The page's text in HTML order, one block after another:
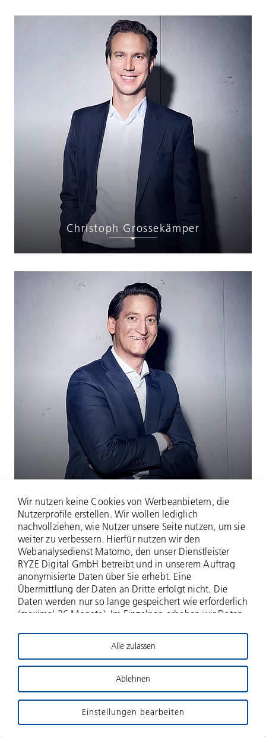
Christoph Grossekämper
Andreas Krämer
Wir nutzen keine Cookies von Werbeanbietern, die
Nutzerprofile erstellen. Wir wollen lediglich
nachvollziehen, wie Nutzer unsere Seite nutzen, um sie
weiter zu verbessern. Hierfür nutzen wir den
Webanalysedienst Matomo, den unser Dienstleister
RYZE Digital GmbH betreibt und in unserem Auftrag
anonymisierte Daten über Sie erhebt. Eine
Übermittlung der Daten an Dritte erfolgt nicht. Die
Daten werden nur so lange gespeichert wie erforderlich
(maximal 36 Monate). Im Einzelnen erheben wir Daten
werden erfasst), zu aufgerufenen Webseiten und Ihrer
Verweildauer hierauf, Häufigkeit der Aufrufe, zu
Suchanfragen und Downloads, und über weitere
Interaktionen auf der Website, und schließlich
Informationen über Ihren Browser- und das
Betriebssystem. Für die Nutzung dieses
datenschutzfreundlichen Webanalysedienstes bitten
wir um Ihre Zustimmung. Impressum Datenschutz
Einstellungen bearbeiten
Ablehnen
Alle zulassen